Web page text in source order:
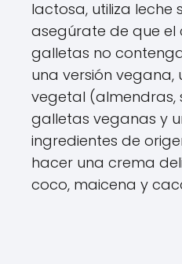
lactosa, utiliza leche
asegúrate de que el
galletas no
una versión vegana,
vegetal (almendras,
galletas veganas y
ingredientes de
hacer una crema
coco, maicena y